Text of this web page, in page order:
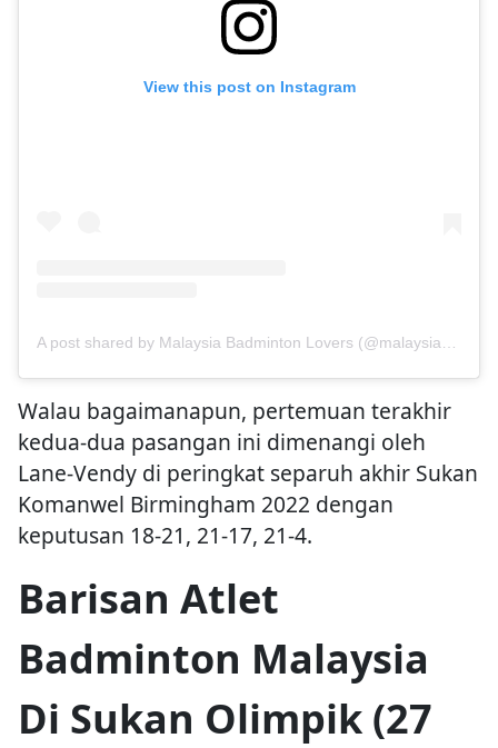
View this post on Instagram
A post shared by Malaysia Badminton Lovers (@malaysiabadmintonlovers)
Walau bagaimanapun, pertemuan terakhir
kedua-dua pasangan ini dimenangi oleh
Lane-Vendy di peringkat separuh akhir Sukan
Komanwel Birmingham 2022 dengan
keputusan 18-21, 21-17, 21-4.
Barisan Atlet
Badminton Malaysia
Di Sukan Olimpik (27